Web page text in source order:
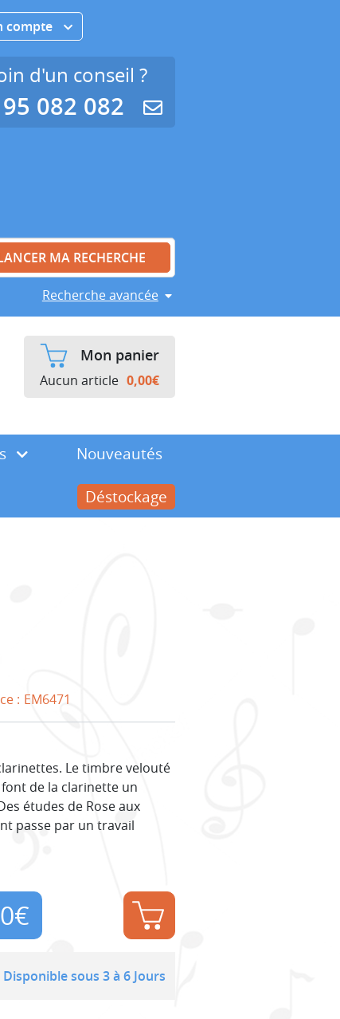
Recherche avancée
compte
d'un conseil ?
082 082
Mon panier
Aucun article 0,00€
Nouveautés
Déstockage
: EM6471
Le timbre velouté
de la clarinette un
études de Rose aux
passe par un travail
€
Disponible sous 3 à 6 Jours